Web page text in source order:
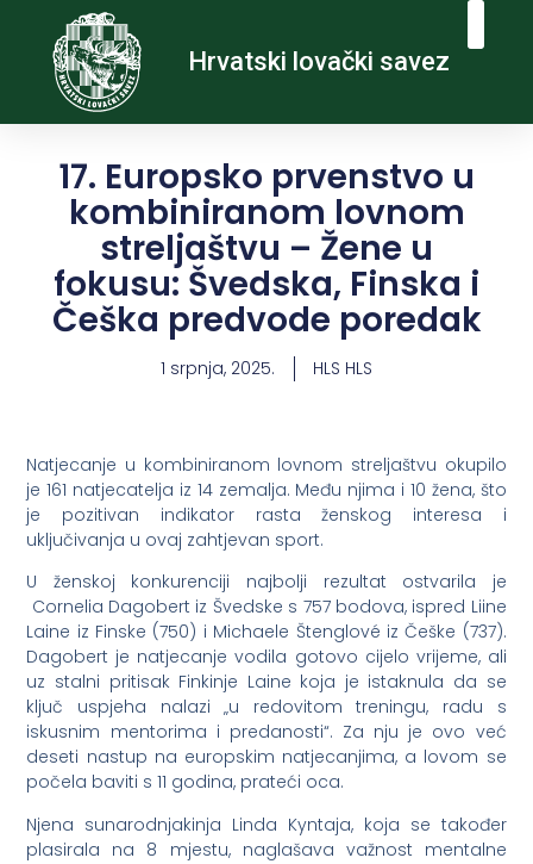
Hrvatski lovački savez
17. Europsko prvenstvo u
kombiniranom lovnom
streljaštvu – Žene u
fokusu: Švedska, Finska i
Češka predvode poredak
1 srpnja, 2025. HLS HLS
Natjecanje u kombiniranom lovnom streljaštvu okupilo
je 161 natjecatelja iz 14 zemalja. Među njima i 10 žena, što
je pozitivan indikator rasta ženskog interesa i
uključivanja u ovaj zahtjevan sport.
U ženskoj konkurenciji najbolji rezultat ostvarila je
Cornelia Dagobert iz Švedske s 757 bodova, ispred Liine
Laine iz Finske (750) i Michaele Štenglové iz Češke (737).
Dagobert je natjecanje vodila gotovo cijelo vrijeme, ali
uz stalni pritisak Finkinje Laine koja je istaknula da se
ključ uspjeha nalazi „u redovitom treningu, radu s
iskusnim mentorima i predanosti“. Za nju je ovo već
deseti nastup na europskim natjecanjima, a lovom se
počela baviti s 11 godina, prateći oca.
Njena sunarodnjakinja Linda Kyntaja, koja se također
plasirala na 8 mjestu, naglašava važnost mentalne